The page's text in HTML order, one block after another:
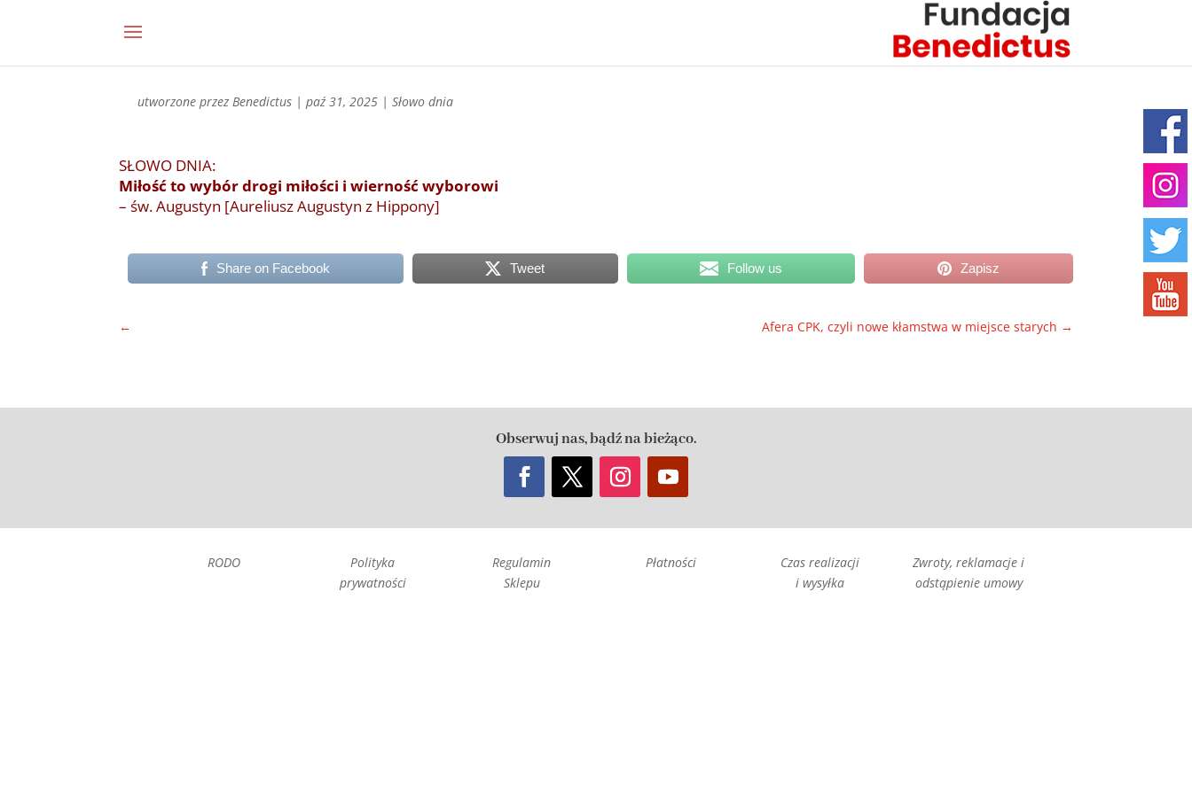
utworzone przezBenedictus |paź 31, 2025 |Słowo dnia
SŁOWO DNIA:
Miłość to wybór drogi miłości i wierność wyborowi
– św. Augustyn [Aureliusz Augustyn z Hippony]
Share on Facebook Tweet Follow us Zapisz
← Afera CPK, czyli nowe kłamstwa w miejsce starych →
Obserwuj nas, bądź na bieżąco.
RODO
Polityka
prywatności
Regulamin
Sklepu
Płatności
Czas realizacji
i wysyłka
Zwroty, reklamacje i
odstąpienie umowy